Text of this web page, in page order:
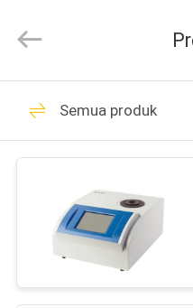
RUMAH
PRODUK
VIDEO
TENTANG
KAMI
Rights
by
Mesin
Semua produk